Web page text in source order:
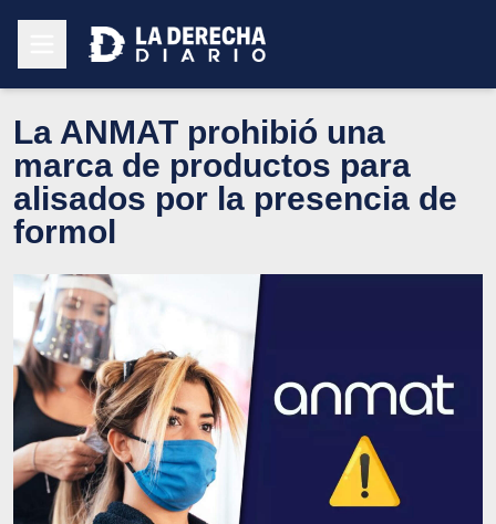
La ANMAT prohibió una
marca de productos para
alisados por la presencia de
formol